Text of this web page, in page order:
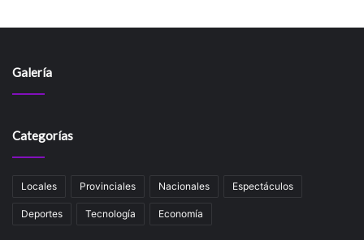
Galería
Categorías
Locales Provinciales Nacionales Espectáculos
Deportes Tecnología Economía